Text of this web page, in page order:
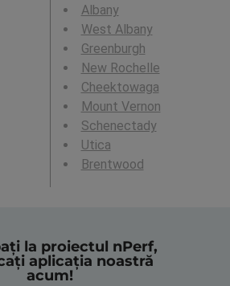
Albany
West Albany
Greenburgh
New Rochelle
Cheektowaga
Mount Vernon
Schenectady
Utica
Brentwood
la proiectul nPerf,
aplicația noastră
acum!